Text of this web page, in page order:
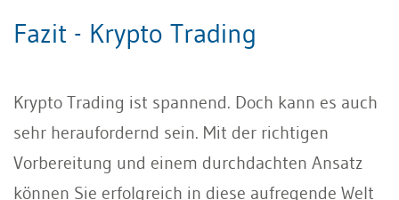
Fazit - Krypto Trading
Krypto Trading ist spannend. Doch kann es auch
sehr heraufordernd sein. Mit der richtigen
Vorbereitung und einem durchdachten Ansatz
können Sie erfolgreich in diese aufregende Welt